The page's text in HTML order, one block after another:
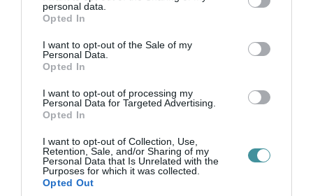
grant or deny consent to Google and its third-party tags to
use your data for below specified purposes in below Google
consent section.
personal data.
Opted In
I want to opt-out of the Sale of my
Personal Data.
Opted In
I want to opt-out of processing my
Personal Data for Targeted Advertising.
Opted In
I want to opt-out of Collection, Use,
Retention, Sale, and/or Sharing of my
Personal Data that Is Unrelated with the
Purposes for which it was collected.
Opted Out
szoftveres és humán moderátoros. A kiadó mindent
megtesz azért, hogy a jogellenes hozzászólásokat
észszerű időn belül eltávolítsa.
7. A jogsértő hozzászólónak – a fokozatosság elvének
figyelembevételével – kitiltással is számolnia kell. Azon
felhasználóktól, akik ismételten tesznek közzé jogellenes
hozzászólásokat, a Kiadó kellő mérlegelést követően,
fokozatosan eljárva, akár időlegesen, akár véglegesen is
megvonhatja a hozzászólás jogát. A súlyosan jogellenes,
széleskörű pánikkeltésre irányuló, kirívóan gyűlölködő,
agresszióra felhívó, emberi méltóságot sértő hozzászólás